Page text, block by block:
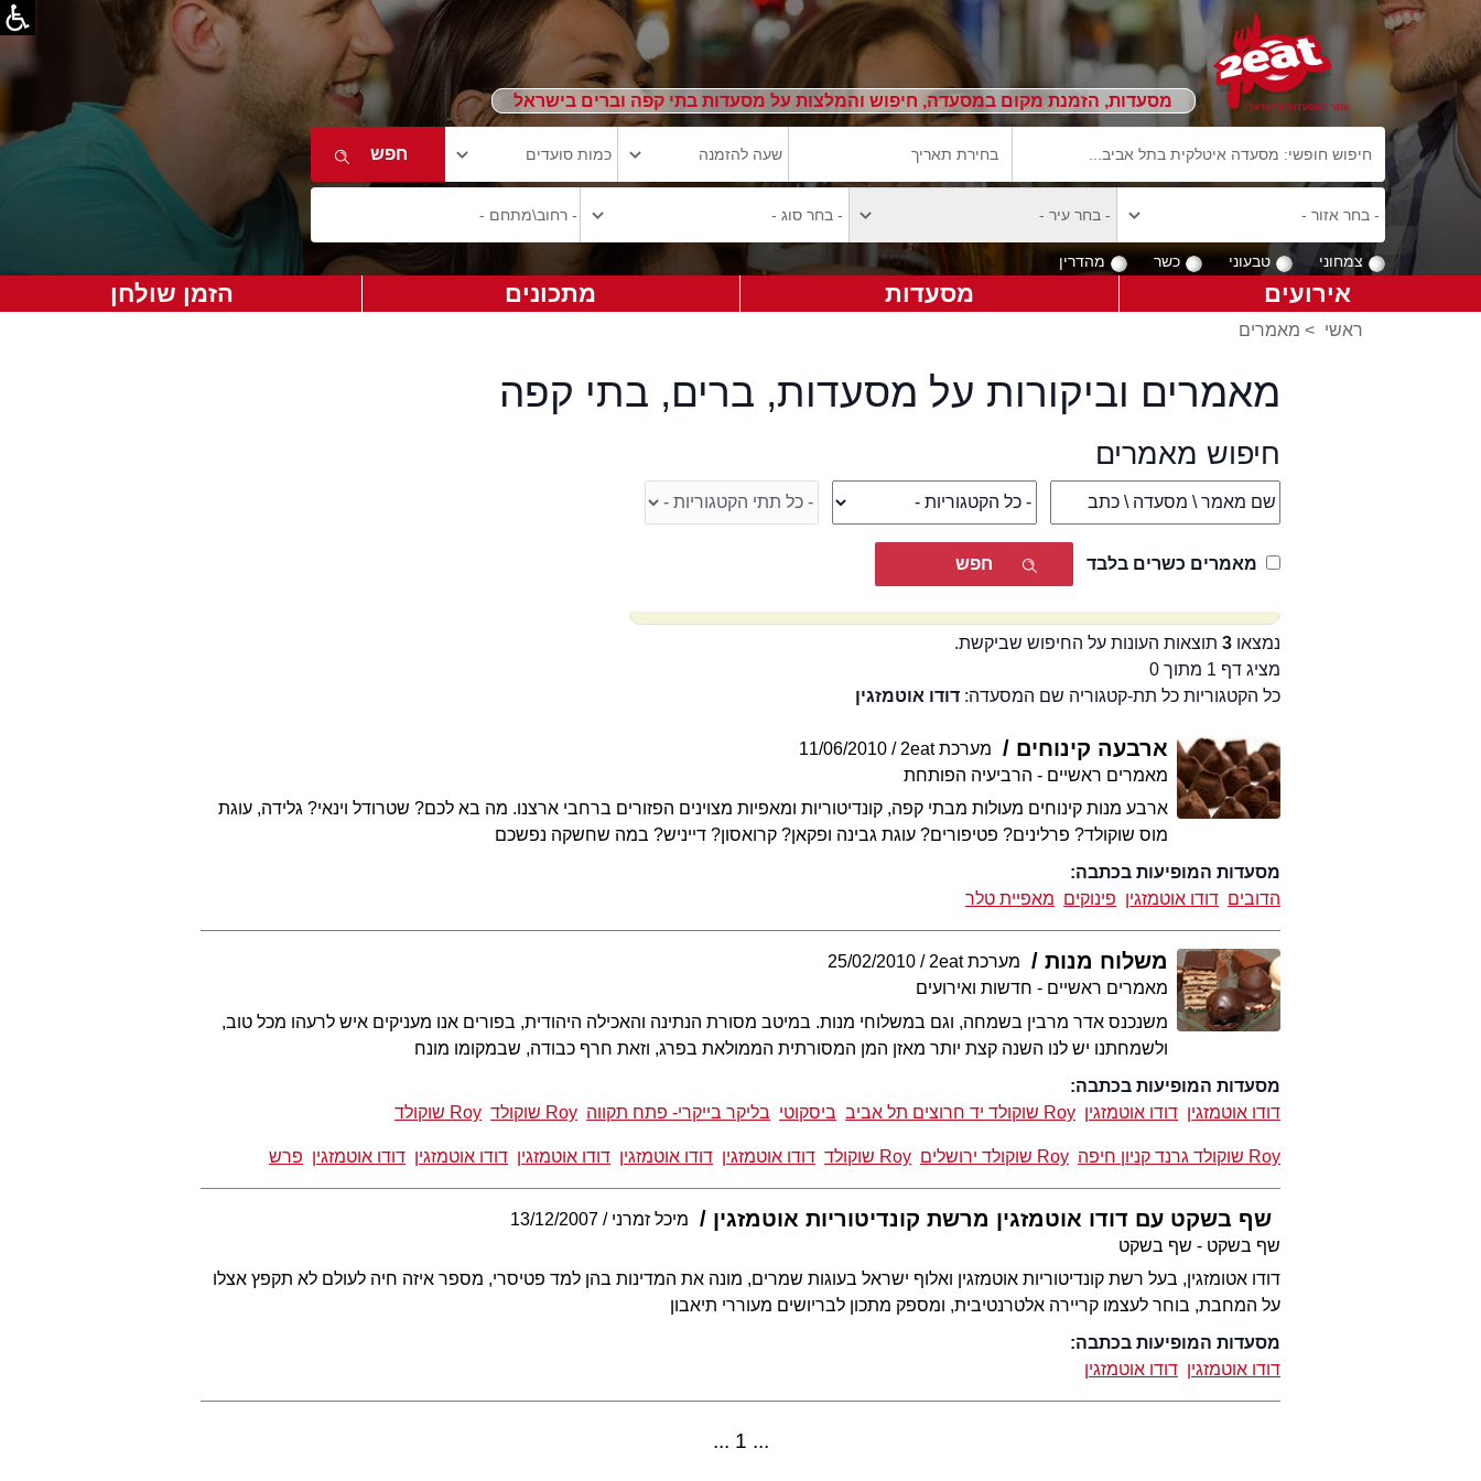
מסעדות, הזמנת מקום במסעדה, חיפוש והמלצות על מסעדות בתי קפה וברים בישראל
צמחוני טבעוני כשר מהדרין
אירועים מסעדות מתכונים הזמן שולחן
ראשי > מאמרים
מאמרים וביקורות על מסעדות, ברים, בתי קפה
חיפוש מאמרים
מאמרים כשרים בלבד
נמצאו 3תוצאות העונות על החיפוש שביקשת.
מציג דף 1 מתוך 0
כל הקטגוריות כל תת-קטגוריה שם המסעדה: דודו אוטמזגין
ארבעה קינוחים מערכת 2eat
11/06/2010
מאמרים ראשיים - הרביעיה הפותחת
ארבע מנות קינוחים מעולות מבתי קפה, קונדיטוריות ומאפיות מצוינים הפזורים ברחבי ארצנו. מה בא לכם? שטרודל וינאי? גלידה, עוגת
מוס שוקולד? פרלינים? פטיפורים? עוגת גבינה ופקאן? קרואסון? דייניש? במה שחשקה נפשכם
מסעדות המופיעות בכתבה:
הדובים דודו אוטמזגין פינוקים מאפיית טלר
משלוח מנות מערכת 2eat
25/02/2010
מאמרים ראשיים - חדשות ואירועים
משנכנס אדר מרבין בשמחה, וגם במשלוחי מנות. במיטב מסורת הנתינה והאכילה היהודית, בפורים אנו מעניקים איש לרעהו מכל טוב,
ולשמחתנו יש לנו השנה קצת יותר מאזן המן המסורתית הממולאת בפרג, וזאת חרף כבודה, שבמקומו מונח
מסעדות המופיעות בכתבה:
דודו אוטמזגין דודו אוטמזגין Roy שוקולד יד חרוצים תל אביב ביסקוטי בליקר בייקרי- פתח תקווה Roy שוקולד Roy שוקולד
Roy שוקולד גרנד קניון חיפה Roy שוקולד ירושלים Roy שוקולד דודו אוטמזגין דודו אוטמזגין דודו אוטמזגין דודו אוטמזגין דודו אוטמזגין פרש
שף בשקט עם דודו אוטמזגין מרשת קונדיטוריות אוטמזגין מיכל זמרני
13/12/2007
שף בשקט - שף בשקט
דודו אטומזגין, בעל רשת קונדיטוריות אוטמזגין ואלוף ישראל בעוגות שמרים, מונה את המדינות בהן למד פטיסרי, מספר איזה חיה לעולם לא תקפץ אצלו
על המחבת, בוחר לעצמו קריירה אלטרנטיבית, ומספק מתכון לבריושים מעוררי תיאבון
מסעדות המופיעות בכתבה:
דודו אוטמזגין דודו אוטמזגין
1